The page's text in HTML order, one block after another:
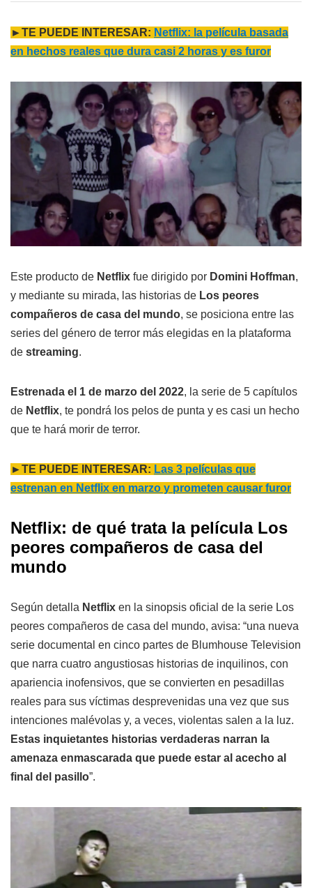
►TE PUEDE INTERESAR: Netflix: la película basada
en hechos reales que dura casi 2 horas y es furor
Este producto de Netflix fue dirigido por Domini Hoffman,
y mediante su mirada, las historias de Los peores
compañeros de casa del mundo, se posiciona entre las
series del género de terror más elegidas en la plataforma
de streaming.
Estrenada el 1 de marzo del 2022, la serie de 5 capítulos
de Netflix, te pondrá los pelos de punta y es casi un hecho
que te hará morir de terror.
►TE PUEDE INTERESAR: Las 3 películas que
estrenan en Netflix en marzo y prometen causar furor
Netflix: de qué trata la película Los
peores compañeros de casa del
mundo
Según detalla Netflix en la sinopsis oficial de la serie Los
peores compañeros de casa del mundo, avisa: “una nueva
serie documental en cinco partes de Blumhouse Television
que narra cuatro angustiosas historias de inquilinos, con
apariencia inofensivos, que se convierten en pesadillas
reales para sus víctimas desprevenidas una vez que sus
intenciones malévolas y, a veces, violentas salen a la luz.
Estas inquietantes historias verdaderas narran la
amenaza enmascarada que puede estar al acecho al
final del pasillo”.